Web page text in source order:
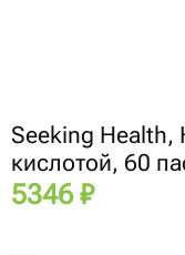
Seeking Health,
кислотой, 60
5346₽
пастилок